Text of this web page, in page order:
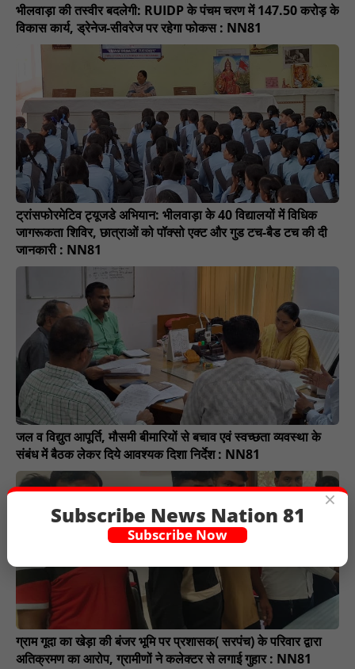
भीलवाड़ा की तस्वीर बदलेगी: RUIDP के पंचम चरण में 147.50 करोड़ के
विकास कार्य, ड्रेनेज-सीवरेज पर रहेगा फोकस : NN81
ट्रांसफोरमेटिव ट्यूजडे अभियान: भीलवाड़ा के 40 विद्यालयों में विधिक
जागरूकता शिविर, छात्राओं को पॉक्सो एक्ट और गुड टच-बैड टच की दी
जानकारी : NN81
जल व विद्युत आपूर्ति, मौसमी बीमारियों से बचाव एवं स्वच्छता व्यवस्था के
संबंध में बैठक लेकर दिये आवश्यक दिशा निर्देश : NN81
ग्राम गूदा का खेड़ा की बंजर भूमि पर प्रशासक( सरपंच) के परिवार द्वारा
अतिक्रमण का आरोप, ग्रामीणों ने कलेक्टर से लगाई गुहार : NN81
×
Subscribe News Nation 81
Subscribe Now